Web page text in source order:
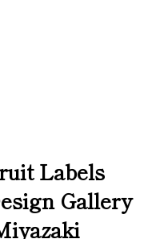
Labels
Gallery